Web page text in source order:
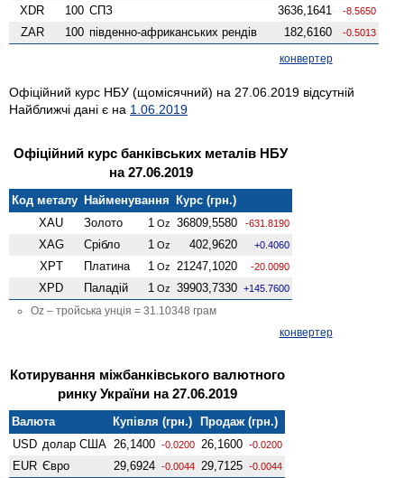
XDR 100 СПЗ 3636,1641 -8.5650
ZAR 100 південно-африканських рендів 182,6160 -0.5013
конвертер
Офіційний курс НБУ (щомісячний) на 27.06.2019 відсутній
Найближчі дані є на 1.06.2019
Офіційний курс банківських металів НБУ
на 27.06.2019
Код металу Найменування Курс (грн.)
XAU
Золото 1 Oz 36809,5580 -631.8190
XAG Срібло 1 Oz 402,9620 +0.4060
XPT Платина 1 Oz 21247,1020 -20.0090
XPD Паладій 1 Oz 39903,7330 +145.7600
Oz – тройська унція = 31.10348 грам
конвертер
Котирування міжбанківського валютного
ринку України на 27.06.2019
Валюта Купівля (грн.)
Продаж (грн.)
USD долар США 26,1400 -0.0200 26,1600 -0.0200
EUR Євро 29,6924 -0.0044 29,7125 -0.0044